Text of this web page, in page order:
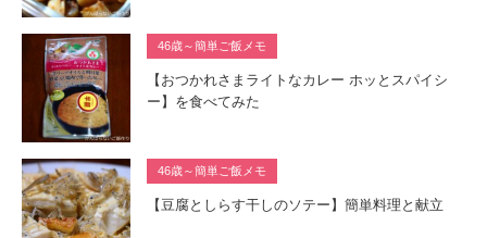
46歳～簡単ご飯メモ
【おつかれさまライトなカレー ホッとスパイシ
ー】を食べてみた
46歳～簡単ご飯メモ
【豆腐としらす干しのソテー】簡単料理と献立